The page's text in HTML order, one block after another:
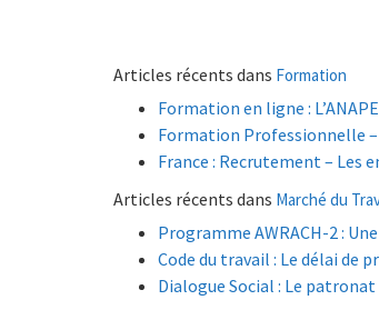
Articles récents dans Formation
Formation en ligne :
Formation Professionnelle –
France : Recrutement – Les
Articles récents dans Marché du
Programme AWRACH-2 :
Code du travail : Le délai de
Dialogue Social : Le